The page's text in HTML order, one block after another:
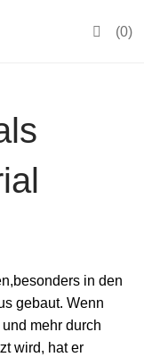
0
in den
gebaut. Wenn
mehr durch
wird, hat er